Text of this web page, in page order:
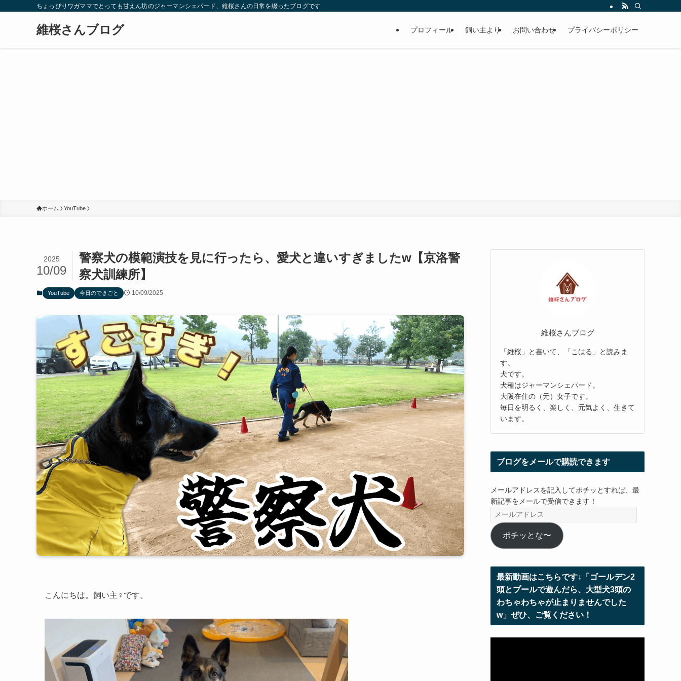
ちょっぴりワガママでとっても甘えん坊のジャーマンシェパード、維桜さんの日常を綴ったブログです
維桜さんブログ プロフィール 飼い主より お問い合わせ プライバシーポリシー
ホーム YouTube
警察犬の模範演技を見に行ったら、愛犬と違いすぎましたw【京洛警
察犬訓練所】
2025
10/09
YouTube 今日のできごと 10/09/2025
こんにちは。飼い主♀です。
維桜さんブログ
「維桜」と書いて、「こはる」と読みま
す。
犬です。
犬種はジャーマンシェパード。
大阪在住の（元）女子です。
毎日を明るく、楽しく、元気よく、生きて
います。
ブログをメールで購読できます
メールアドレスを記入してポチッとすれば、最
新記事をメールで受信できます！
ー
ル
ア
レ
ス
ポチッとな〜
最新動画はこちらです↓「ゴールデン2
頭とプールで遊んだら、大型犬3頭の
わちゃわちゃが止まりませんでした
w」ぜひ、ご覧ください！